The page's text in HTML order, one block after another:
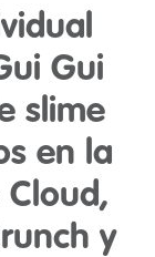
Gui
slime
en la
y